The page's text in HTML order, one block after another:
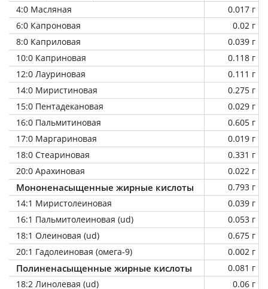
4:0 Масляная
0.017 г
6:0 Капроновая
0.02 г
8:0 Каприловая
0.039 г
10:0 Каприновая
0.118 г
12:0 Лауриновая
0.111 г
14:0 Миристиновая
0.275 г
15:0 Пентадекановая
0.029 г
16:0 Пальмитиновая
0.605 г
17:0 Маргариновая
0.019 г
18:0 Стеариновая
0.331 г
20:0 Арахиновая
0.022 г
Мононенасыщенные жирные кислоты
0.793 г
14:1 Миристолеиновая
0.039 г
16:1 Пальмитолеиновая (ud)
0.053 г
18:1 Олеиновая (ud)
0.675 г
20:1 Гадолеиновая (омега-9)
0.002 г
Полиненасыщенные жирные кислоты
0.081 г
18:2 Линолевая (ud)
0.06 г